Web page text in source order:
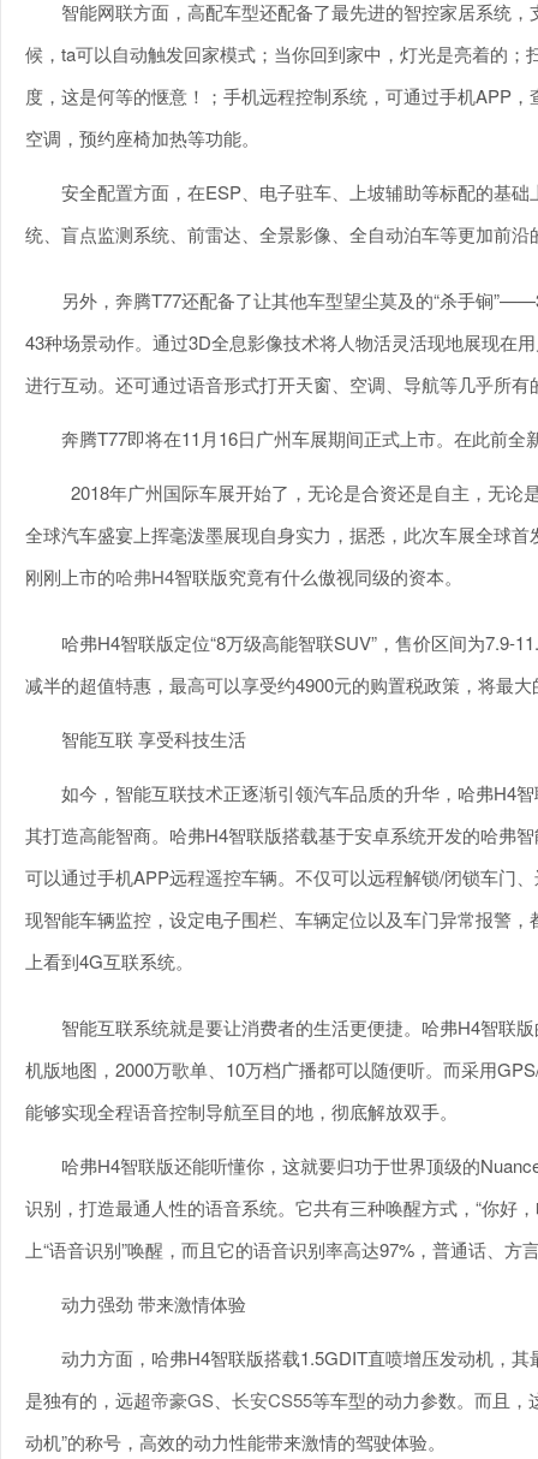
智能网联方面，高配车型还配备了最先进的智控家居系统
候，ta可以自动触发回家模式；当你回到家中，灯光是亮着的
度，这是何等的惬意！；手机远程控制系统，可通过手机APP
空调，预约座椅加热等功能。
安全配置方面，在ESP、电子驻车、上坡辅助等标配的基
统、盲点监测系统、前雷达、全景影像、全自动泊车等更加前
另外，奔腾T77还配备了让其他车型望尘莫及的“杀手锏
43种场景动作。通过3D全息影像技术将人物活灵活现地展现在
进行互动。还可通过语音形式打开天窗、空调、导航等几乎所
奔腾T77即将在11月16日广州车展期间正式上市。在此前全
2018年广州国际车展开始了，无论是合资还是自主，无
全球汽车盛宴上挥毫泼墨展现自身实力，据悉，此次车展全球
刚刚上市的哈弗H4智联版究竟有什么傲视同级的资本。
哈弗H4智联版定位“8万级高能智联SUV”，售价区间为7.9-
减半的超值特惠，最高可以享受约4900元的购置税政策，将最
智能互联 享受科技生活
如今，智能互联技术正逐渐引领汽车品质的升华，哈弗H4
其打造高能智商。哈弗H4智联版搭载基于安卓系统开发的哈弗
可以通过手机APP远程遥控车辆。不仅可以远程解锁/闭锁车门
现智能车辆监控，设定电子围栏、车辆定位以及车门异常报警
上看到4G互联系统。
智能互联系统就是要让消费者的生活更便捷。哈弗H4智联
机版地图，2000万歌单、10万档广播都可以随便听。而采用
能够实现全程语音控制导航至目的地，彻底解放双手。
哈弗H4智联版还能听懂你，这就要归功于世界顶级的
识别，打造最通人性的语音系统。它共有三种唤醒方式，“你好
上“语音识别”唤醒，而且它的语音识别率高达97%，普通话、方
动力强劲 带来激情体验
动力方面，哈弗H4智联版搭载1.5GDIT直喷增压发动机，
是独有的，远超帝豪GS 长安CS55等车型的动力参数。而且，
动机”的称号，高效的动力性能带来激情的驾驶体验。